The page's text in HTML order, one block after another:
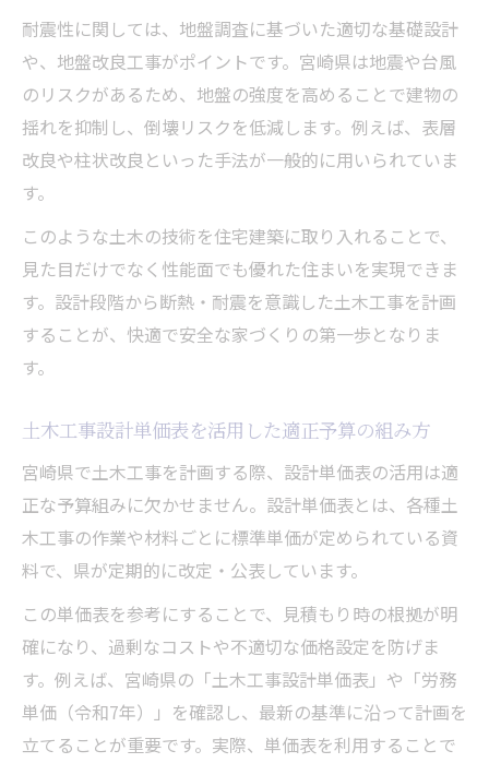
耐震性に関しては、地盤調査に基づいた適切な基礎設計
や、地盤改良工事がポイントです。宮崎県は地震や台風
のリスクがあるため、地盤の強度を高めることで建物の
揺れを抑制し、倒壊リスクを低減します。例えば、表層
改良や柱状改良といった手法が一般的に用いられていま
す。
このような土木の技術を住宅建築に取り入れることで、
見た目だけでなく性能面でも優れた住まいを実現できま
す。設計段階から断熱・耐震を意識した土木工事を計画
することが、快適で安全な家づくりの第一歩となりま
す。
土木工事設計単価表を活用した適正予算の組み方
宮崎県で土木工事を計画する際、設計単価表の活用は適
正な予算組みに欠かせません。設計単価表とは、各種土
木工事の作業や材料ごとに標準単価が定められている資
料で、県が定期的に改定・公表しています。
この単価表を参考にすることで、見積もり時の根拠が明
確になり、過剰なコストや不適切な価格設定を防げま
す。例えば、宮崎県の「土木工事設計単価表」や「労務
単価（令和7年）」を確認し、最新の基準に沿って計画を
立てることが重要です。実際、単価表を利用することで